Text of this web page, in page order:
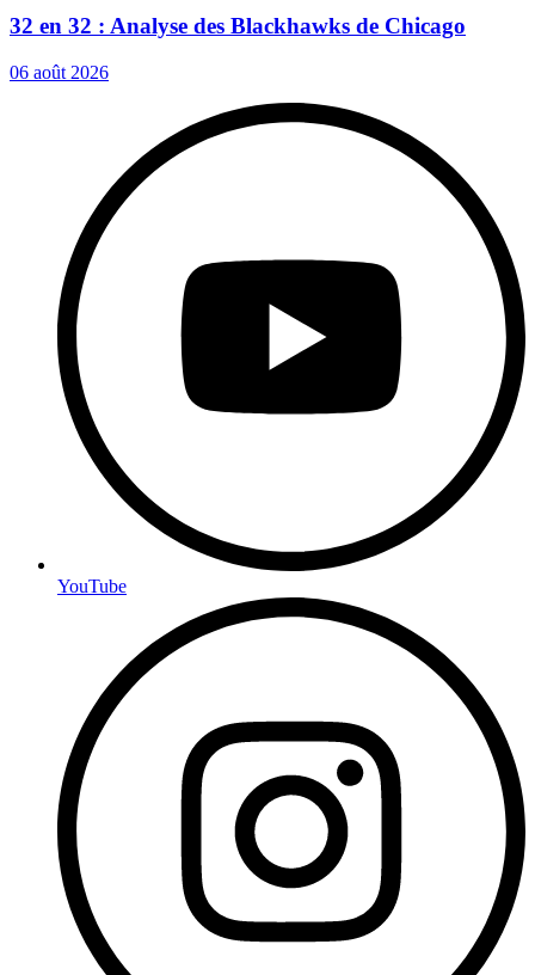
32 en 32 : Analyse des Blackhawks de Chicago
06 août 2026
YouTube